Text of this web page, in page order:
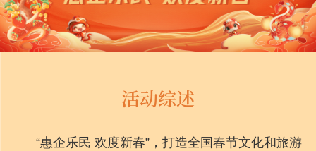
活动综述
“惠企乐民 欢度新春”，打造全国春节文化和旅游